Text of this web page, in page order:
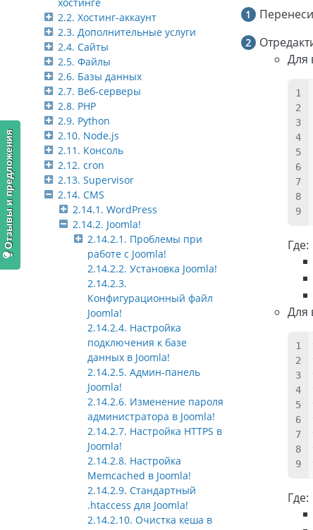
2.2. Хостинг-аккаунт
2.3. Дополнительные услуги
2.4. Сайты
2.5. Файлы
2.6. Базы данных
2.7. Веб-серверы
2.8. PHP
2.9. Python
2.10. Node.js
2.11. Консоль
2.12. cron
2.13. Supervisor
2.14. CMS
2.14.1. WordPress
2.14.2. Joomla!
2.14.2.1. Проблемы при
работе с Joomla!
2.14.2.2. Установка Joomla!
2.14.2.3.
Конфигурационный файл
Joomla!
2.14.2.4. Настройка
подключения к базе
данных в Joomla!
2.14.2.5. Админ-панель
Joomla!
2.14.2.6. Изменение пароля
администратора в Joomla!
2.14.2.7. Настройка HTTPS в
Joomla!
2.14.2.8. Настройка
Memcached в Joomla!
2.14.2.9. Стандартный
.htaccess для Joomla!
2.14.2.10. Очистка кеша в
Для
Где:
Для
Где:
Отзывы и предложения